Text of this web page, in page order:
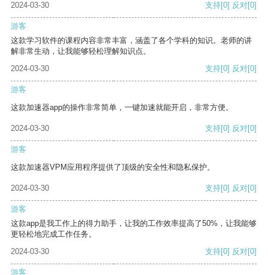
2024-03-30 支持[0] 反对[0]
游客
这款学习软件的课程内容非常丰富，涵盖了各个学科的知识。老师的讲
解非常生动，让我能够轻松理解知识点。
2024-03-30
支持[0] 反对[0]
游客
这款加速器app的操作非常简单，一键加速就能开启，非常方便。
2024-03-30 支持[0] 反对[0]
游客
这款加速器VPM应用程序提供了顶级的安全性和隐私保护。
2024-03-30 支持[0] 反对[0]
游客
这款app是我工作上的得力助手，让我的工作效率提高了50%，让我能够
更轻松地完成工作任务。
2024-03-30
支持[0] 反对[0]
游客